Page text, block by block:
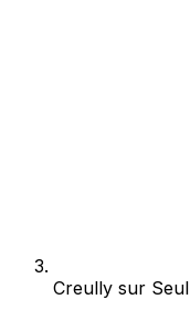
Creully sur